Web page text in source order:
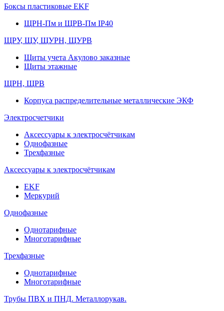
Боксы пластиковые EKF
ЩРН-Пм и ЩРВ-Пм IP40
ЩРУ, ЩУ, ЩУРН, ЩУРВ
Щиты учета Акулово заказные
Щиты этажные
ЩРН, ЩРВ
Корпуса распределительные металлические ЭКФ
Электросчетчики
Аксессуары к электросчётчикам
Однофазные
Трехфазные
Аксессуары к электросчётчикам
EKF
Меркурий
Однофазные
Однотарифные
Многотарифные
Трехфазные
Однотарифные
Многотарифные
Трубы ПВХ и ПНД. Металлорукав.